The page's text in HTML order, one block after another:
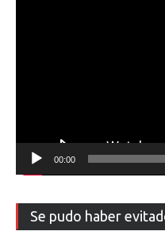
00:00
Se pudo haber